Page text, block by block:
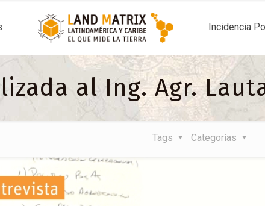
Incidencia
al Ing. Agr.
Categorías
Tags